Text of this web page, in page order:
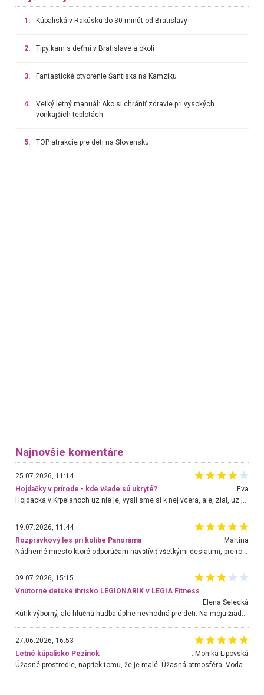
1. Kúpaliská v Rakúsku do 30 minút od Bratislavy
2. Tipy kam s deťmi v Bratislave a okolí
3. Fantastické otvorenie Šantiska na Kamzíku
4.
Veľký letný manuál: Ako si chrániť zdravie pri vysokých
vonkajších teplotách
5. TOP atrakcie pre deti na Slovensku
Najnovšie komentáre
25.07.2026, 11:14
Hojdačky v prírode - kde všade sú ukryté?
Eva
Hojdacka v Krpelanoch uz nie je, vysli sme si k nej vcera, ale, zial, uz je znicena. Ak sem planujete cestu len kvoli hojdacke, mozete si ju usetrit. Krasny vyhlad je tu vsak aj bez hojdacky :-)
19.07.2026, 11:44
Rozprávkový les pri kolibe Panoráma
Martina
Nádherné miesto ktoré odporúčam navštíviť všetkými desiatimi, pre rodiny s deťmi, dôchodcom... Proste a jednoducho ozaj rozprávkový les.. určite ešte prídeme. Odniesli sme si na pamiatku krásne tričká,
09.07.2026, 15:15
Vnútorné detské ihrisko LEGIONARIK v LEGIA Fitness
Elena Selecká
Kútik výborný, ale hlučná hudba úplne nevhodná pre deti. Na moju žiadosť o aspoň sušenie nereagovali.
27.06.2026, 16:53
Letné kúpalisko Pezinok
. Monika Lipovská
Úžasné prostredie, napriek tomu, že je malé. Úžasná atmosféra. Voda fantastická a nádherná. Ľudí je pomerne veľa, ale su mili a ohľaduplní. Je veľmi zaujímavé sledovať, ako dokážu spolu športovať cudzí ľudia a bez ohľadu na vek. Vládne tu pohoda. Vnuka neviem dostať z vody. Ďakujem za krásny deň . Urcite sa sem vrátim. Jediný problém je s parkovaním, ale aj ten sa mi podarilo vyriešiť. Monika Bratislava